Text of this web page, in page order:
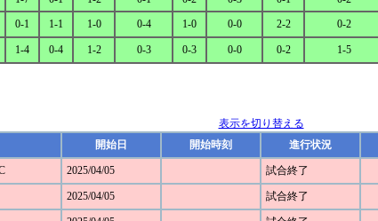
0-1 1-1 1-0 0-4 1-0 0-0 2-2 0-2
1-4 0-4 1-2 0-3 0-3 0-0 0-2 1-5
表示を切り替える
開始日 開始時刻 進行状況
2025/04/05 試合終了
2025/04/05 試合終了